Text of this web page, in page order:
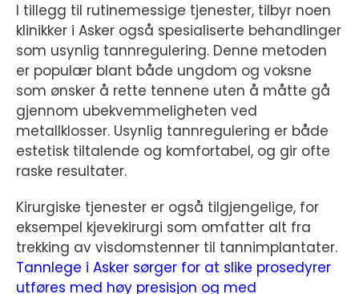
I tillegg til rutinemessige tjenester, tilbyr noen
klinikker i Asker også spesialiserte behandlinger
som usynlig tannregulering. Denne metoden
er populær blant både ungdom og voksne
som ønsker å rette tennene uten å måtte gå
gjennom ubekvemmeligheten ved
metallklosser. Usynlig tannregulering er både
estetisk tiltalende og komfortabel, og gir ofte
raske resultater.
Kirurgiske tjenester er også tilgjengelige, for
eksempel kjevekirurgi som omfatter alt fra
trekking av visdomstenner til tannimplantater.
Tannlege i Asker sørger for at slike prosedyrer
utføres med høy presisjon og med